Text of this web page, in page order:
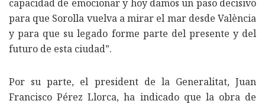
capacidad de emocionar y hoy damos un paso decisivo
para que Sorolla vuelva a mirar el mar desde València
y para que su legado forme parte del presente y del
futuro de esta ciudad”.
Por su parte, el president de la Generalitat, Juan
Francisco Pérez Llorca, ha indicado que la obra de